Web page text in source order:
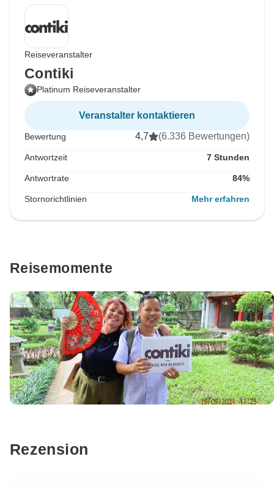
Reiseveranstalter
Contiki
Platinum Reiseveranstalter
Veranstalter kontaktieren
Bewertung 4,7 (6.336 Bewertungen)
Antwortzeit 7 Stunden
Antwortrate 84%
Stornorichtlinien Mehr erfahren
Reisemomente
Rezension